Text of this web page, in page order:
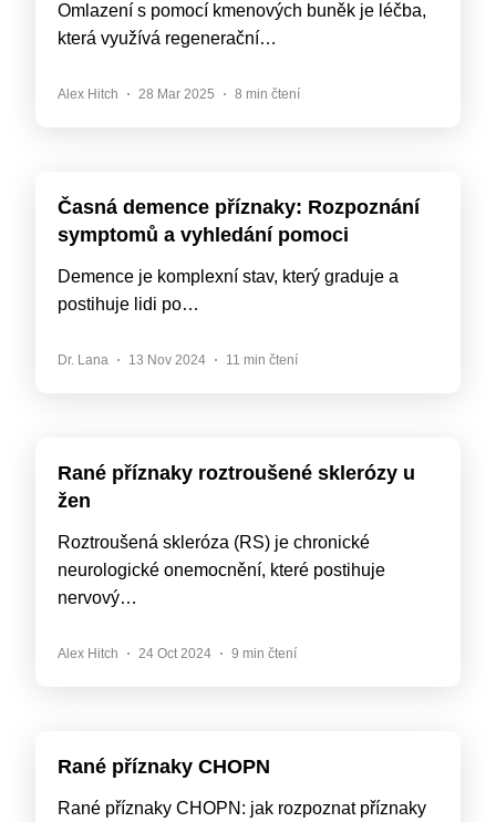
Omlazení s pomocí kmenových buněk je léčba,
která využívá regenerační…
Alex Hitch 28 Mar 2025 8 min čtení
Časná demence příznaky: Rozpoznání
symptomů a vyhledání pomoci
Demence je komplexní stav, který graduje a
postihuje lidi po…
Dr. Lana 13 Nov 2024 11 min čtení
Rané příznaky roztroušené sklerózy u
žen
Roztroušená skleróza (RS) je chronické
neurologické onemocnění, které postihuje
nervový…
Alex Hitch 24 Oct 2024 9 min čtení
Rané příznaky CHOPN
Rané příznaky CHOPN: jak rozpoznat příznaky